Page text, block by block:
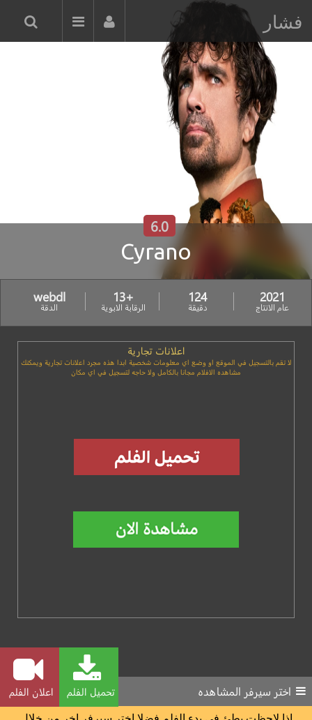
فشار
Cyrano
6.0
2021
عام الانتاج
124
دقيقة
+13
الرقابة الابوية
webdl
الدقة
اعلانات تجارية
لا تقم بالتسجيل في الموقع او وضع اي معلومات شخصية ابدا هذه مجرد اعلانات تجارية ويمكنك
مشاهده الافلام مجانا بالكامل ولا حاجه لتسجيل في اي مكان
تحميل الفلم اعلان الفلم اختر سيرفر المشاهده